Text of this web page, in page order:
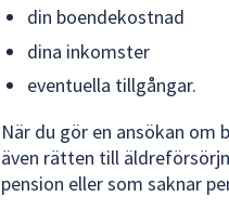
din boendekostnad
dina inkomster
eventuella tillgångar.
När du gör en ansökan
även rätten till
pension eller som saknar